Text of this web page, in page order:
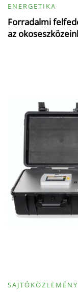
ENERGETIKA
Forradalmi
az
SAJTÓKÖZLEMÉNY